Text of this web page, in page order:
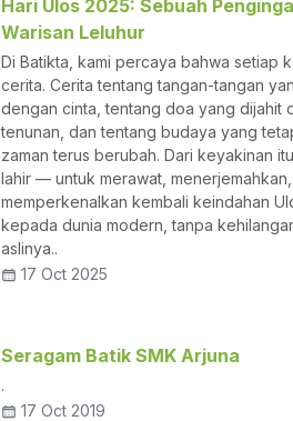
Hari Ulos 2025: Sebuah
Warisan Leluhur
Di Batikta, kami percaya bahwa setiap
cerita. Cerita tentang tangan-tangan
dengan cinta, tentang doa yang dijahit
tenunan, dan tentang budaya yang
zaman terus berubah. Dari keyakinan
lahir — untuk merawat,
memperkenalkan kembali keindahan
kepada dunia modern, tanpa
aslinya..
17 Oct 2025
Seragam Batik SMK Arjuna
.
17 Oct 2019